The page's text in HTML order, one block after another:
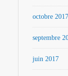
octobre 2017
septembre
juin 2017